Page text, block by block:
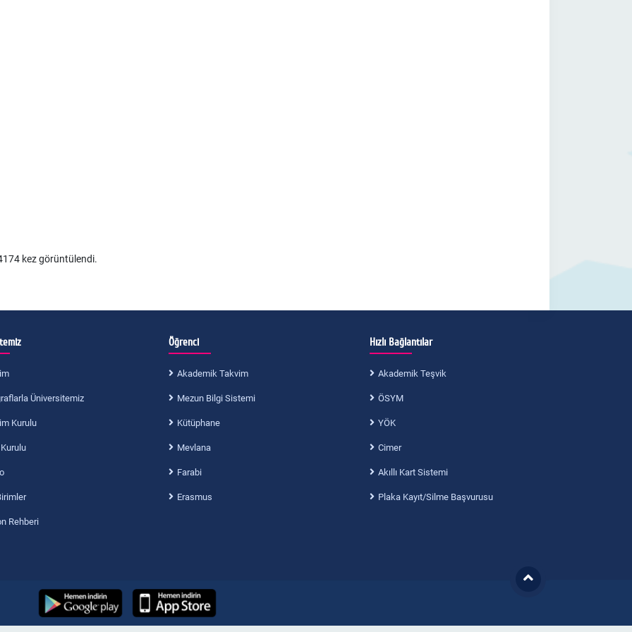
kez görüntülendi.
Üniversitemiz
Kurulu
Rehberi
Öğrenci
Akademik Takvim
Mezun Bilgi Sistemi
Kütüphane
Mevlana
Farabi
Erasmus
Hızlı Bağlantılar
Akademik Teşvik
ÖSYM
YÖK
Cimer
Akıllı Kart Sistemi
Plaka Kayıt/Silme Başvurusu